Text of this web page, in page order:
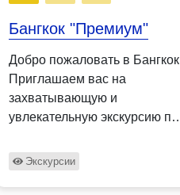
Бангкок "Премиум"
Добро пожаловать в Бангкок
Приглашаем вас на
захватывающую и
увлекательную экскурсию по
самым …
Экскурсии